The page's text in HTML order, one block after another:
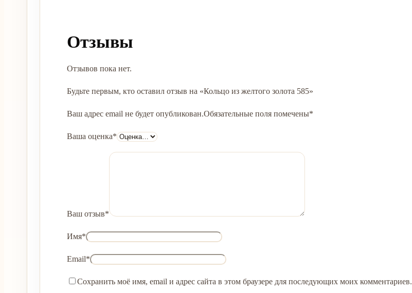
Отзывы
Отзывов пока нет.
Будьте первым, кто оставил отзыв на «Кольцо из желтого золота 585»
Ваш адрес email не будет опубликован.Обязательные поля помечены*
Ваша оценка*
Ваш отзыв*
Имя*
Email*
Сохранить моё имя, email и адрес сайта в этом браузере для последующих моих комментариев.